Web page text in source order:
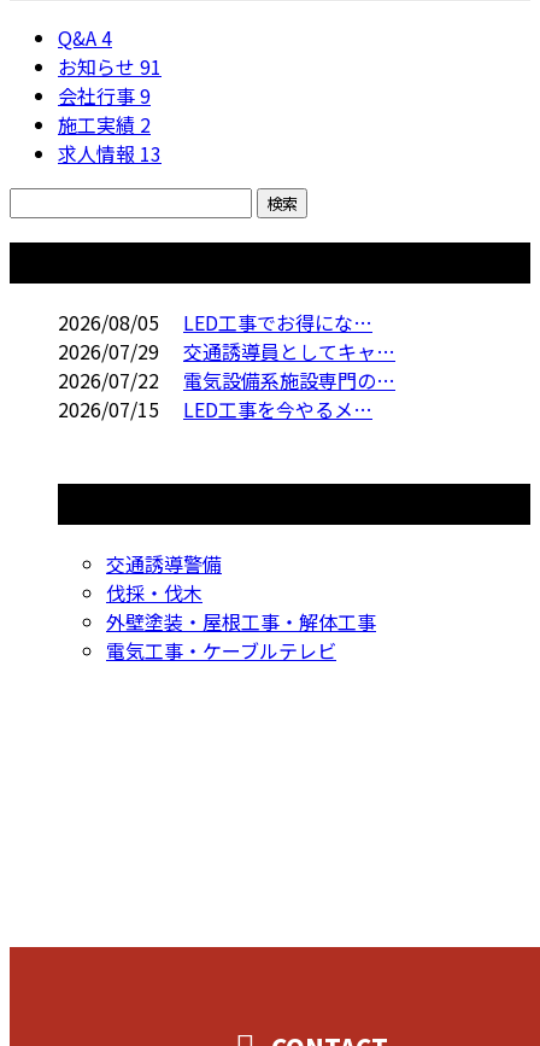
Q&A4
お知らせ 91
会社行事9
施工実績 2
求人情報 13
2026/08/05
LED工事でお得にな…
2026/07/29
交通誘導員としてキャ…
2026/07/22
電気設備系施設専門の…
2026/07/15
LED工事を今やるメ…
交通誘導警備
伐採・伐木
外壁塗装・屋根工事・解体工事
電気工事・ケーブルテレビ